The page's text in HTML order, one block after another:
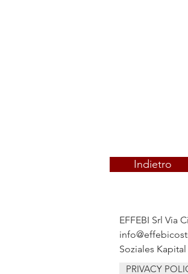
Indietro
EFFEBI Srl Via
Soziales Kapital
PRIVACY